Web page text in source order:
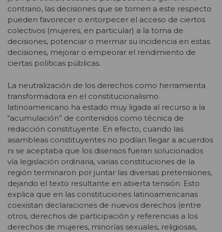
contrario, las decisiones que se tomen a este respecto
pueden favorecer o entorpecer el acceso de ciertos
colectivos (mujeres, en particular) a la toma de
decisiones, potenciar o mermar su incidencia en estas
decisiones, mejorar o empeorar el rendimiento de
ciertas políticas públicas.
La neutralización de los derechos como herramienta
transformadora en el constitucionalismo
latinoamericano ha estado muy ligada al recurso a la
“acumulación” de contenidos como técnica de
redacción constituyente. En efecto, cuando las
asambleas constituyentes no podían llegar a acuerdos
ni se aceptaba que los disensos fueran solucionados
vía legislación ordinaria, varias constituciones de la
región terminaron por juntar las diversas pretensiones,
dejando el texto resultante en abierta tensión. Esto
explica que en las constituciones latinoamericanas
coexistan declaraciones de nuevos derechos (entre
otros, derechos de participación y referencias a los
derechos de mujeres, minorías sexuales, religiosas,